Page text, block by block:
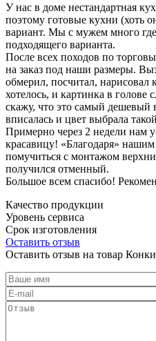
У нас в доме нестандартная
поэтому готовые кухни (хоть
вариант. Мы с мужем много
подходящего варианта.
После всех походов по
на заказ под наши размеры.
обмерил, посчитал,
хотелось, и картинка в голове
скажу, что это самый дешевый
вписалась и цвет выбрала
Примерно через 2 недели нам
красавицу! «Благодаря»
помучиться с монтажом
получился отменный.
Большое всем спасибо!
Качество продукции
Уровень сервиса
Срок изготовления
Оставить отзыв
Оставить отзыв на товар